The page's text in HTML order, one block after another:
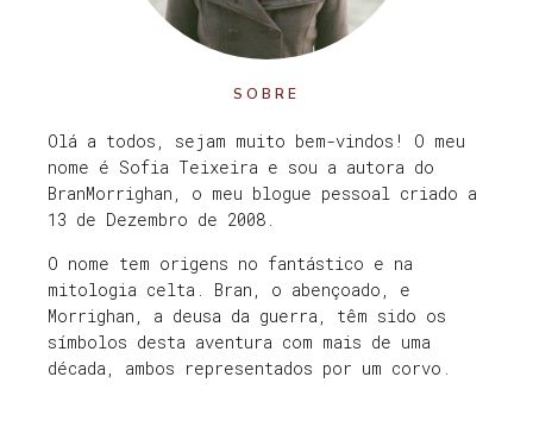
SOBRE
Olá a todos, sejam muito bem-vindos! O meu
nome é Sofia Teixeira e sou a autora do
BranMorrighan, o meu blogue pessoal criado a
13 de Dezembro de 2008.
O nome tem origens no fantástico e na
mitologia celta. Bran, o abençoado, e
Morrighan, a deusa da guerra, têm sido os
símbolos desta aventura com mais de uma
década, ambos representados por um corvo.